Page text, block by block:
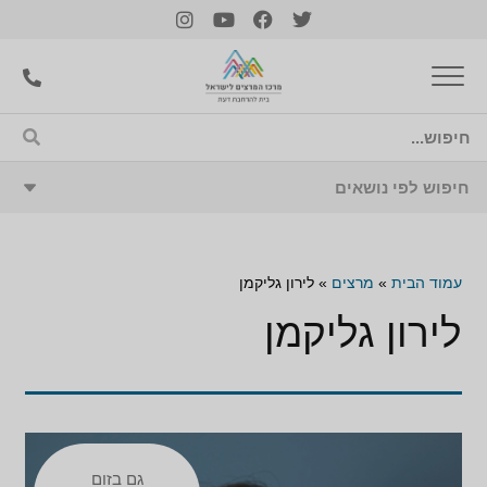
עמוד הבית » מרצים »לירון גליקמן
לירון גליקמן
גם בזום